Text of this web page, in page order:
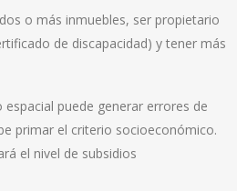
o más inmuebles, ser propietario
de discapacidad) y tener más
puede generar errores de
primar el criterio socioeconómico.
el nivel de subsidios